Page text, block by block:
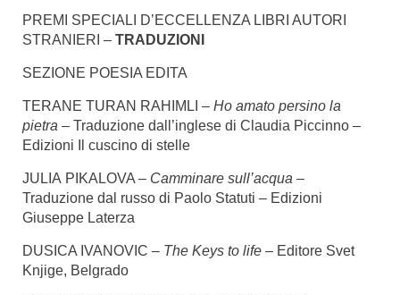
PREMI SPECIALI D’ECCELLENZA LIBRI AUTORI
STRANIERI – TRADUZIONI
SEZIONE POESIA EDITA
TERANE TURAN RAHIMLI – Ho amato persino la
pietra – Traduzione dall’inglese di Claudia Piccinno –
Edizioni Il cuscino di stelle
JULIA PIKALOVA – Camminare sull’acqua –
Traduzione dal russo di Paolo Statuti – Edizioni
Giuseppe Laterza
DUSICA IVANOVIC – The Keys to life – Editore Svet
Knjige, Belgrado